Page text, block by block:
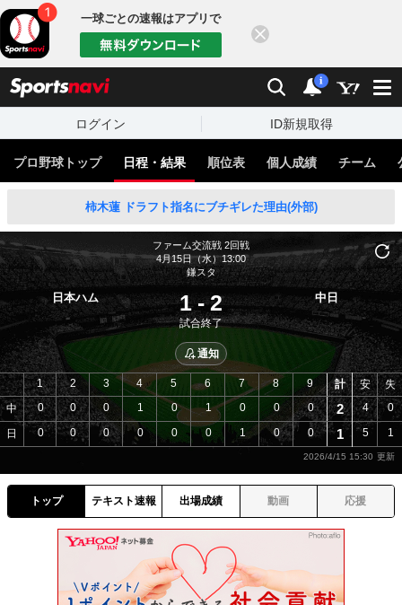
一球ごとの速報はアプリで
検索 通知
i
ログイン ID新規取得
プロ野球トップ 日程・結果 順位表 個人成績 チーム
柿木蓮 ドラフト指名にブチギレた理由(外部)
ファーム交流戦 2回戦
4月15日（水）13:00
鎌スタ
日本ハム 1 - 2
試合終了
中日
通知
中
日
1 2 3 4 5 6 7 8
9
0
0 0 1 0 1 0 0
0
0
0 0 0 0 0 1 0 0
計 安 失
2 4 0
1 5 1
2026/4/15 15:30
トップ テキスト速報 出場成績 動画 応援